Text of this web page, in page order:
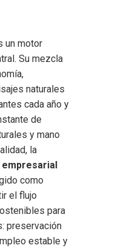
un motor
Su mezcla
naturales
cada año y
de
y mano
la
como
el flujo
para
preservación
estable y